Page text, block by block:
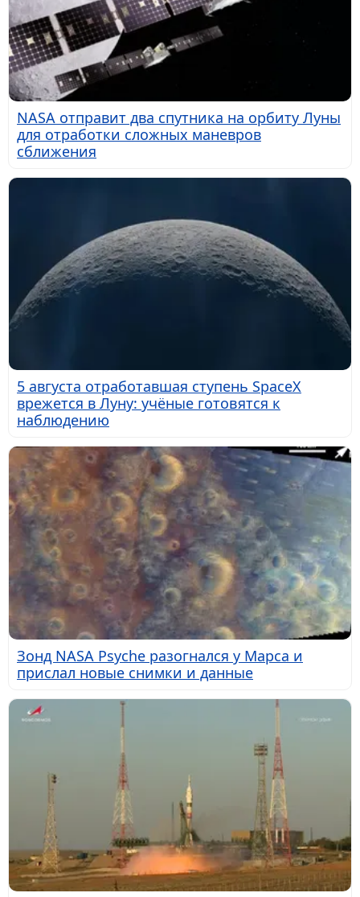
NASA отправит два спутника на орбиту Луны
для отработки сложных маневров
сближения
5 августа отработавшая ступень SpaceX
врежется в Луну: учёные готовятся к
наблюдению
Зонд NASA Psyche разогнался у Марса и
прислал новые снимки и данные